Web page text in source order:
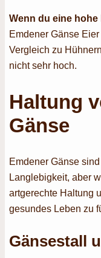
Wenn du eine
Emdener Gänse
Vergleich zu
nicht sehr hoch.
Haltung
Gänse
Emdener Gänse
Langlebigkeit, aber
artgerechte Haltung
gesundes Leben zu
Gänsestall